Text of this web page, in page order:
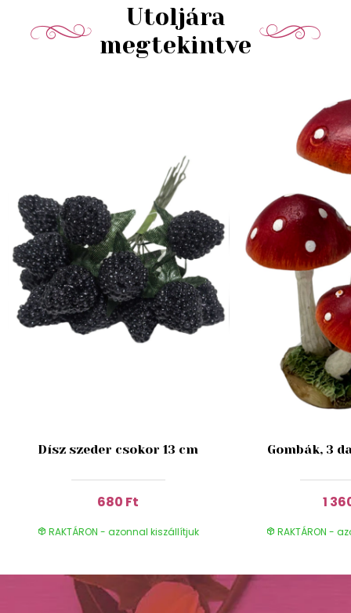
Utoljára
megtekintve
Dísz szeder csokor 13 cm
680 Ft
RAKTÁRON - azonnal kiszállítjuk
Gombák, 3
1
RAKTÁRON -